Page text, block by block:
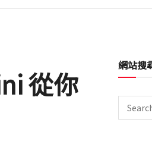
從你
網站搜